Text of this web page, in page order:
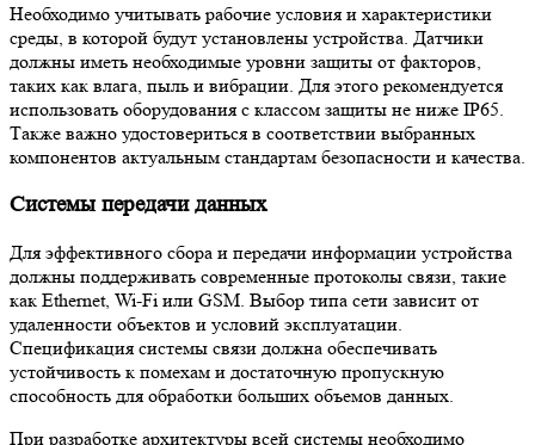
Необходимо учитывать рабочие условия и характеристики
среды, в которой будут установлены устройства. Датчики
должны иметь необходимые уровни защиты от факторов,
таких как влага, пыль и вибрации. Для этого рекомендуется
использовать оборудования с классом защиты не ниже IP65.
Также важно удостовериться в соответствии выбранных
компонентов актуальным стандартам безопасности и качества.
Системы передачи данных
Для эффективного сбора и передачи информации устройства
должны поддерживать современные протоколы связи, такие
как Ethernet, Wi-Fi или GSM. Выбор типа сети зависит от
удаленности объектов и условий эксплуатации.
Спецификация системы связи должна обеспечивать
устойчивость к помехам и достаточную пропускную
способность для обработки больших объемов данных.
При разработке архитектуры всей системы необходимо